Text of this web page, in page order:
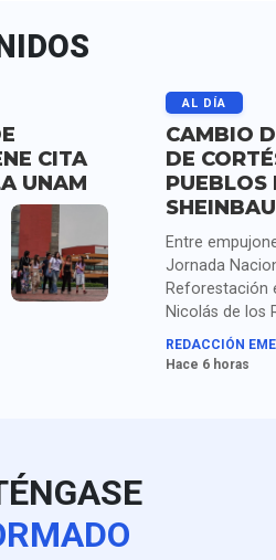
CITA
UNAM
AL DÍA
CAMBIO
DE
PUEBLOS
Entre
Jornada
Reforestación
Nicolás de los
Puebla,
el cambio de
REDACCIÓN
Hace 6 horas